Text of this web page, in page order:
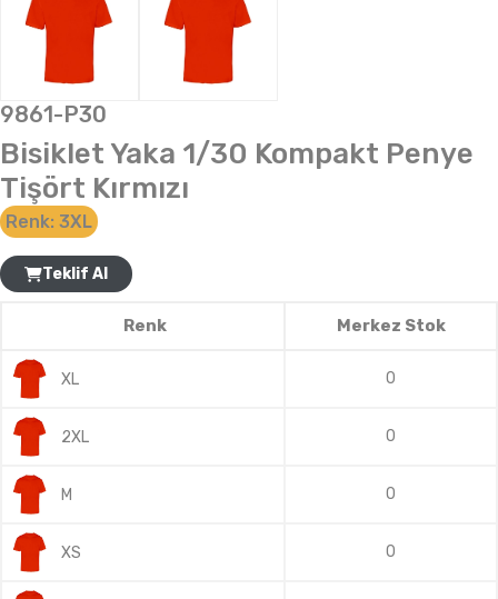
9861-P30
Bisiklet Yaka 1/30 Kompakt Penye
Tişört Kırmızı
Renk: 3XL
Teklif Al
Renk Merkez Stok
XL 0
2XL 0
M 0
XS 0